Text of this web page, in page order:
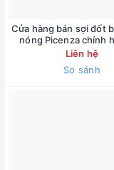
Cửa hàng bán sợi đốt
nóng Picenza chính
đường Phạm Văn Đồng (
hành 1 năm )
Liên hệ
So sánh